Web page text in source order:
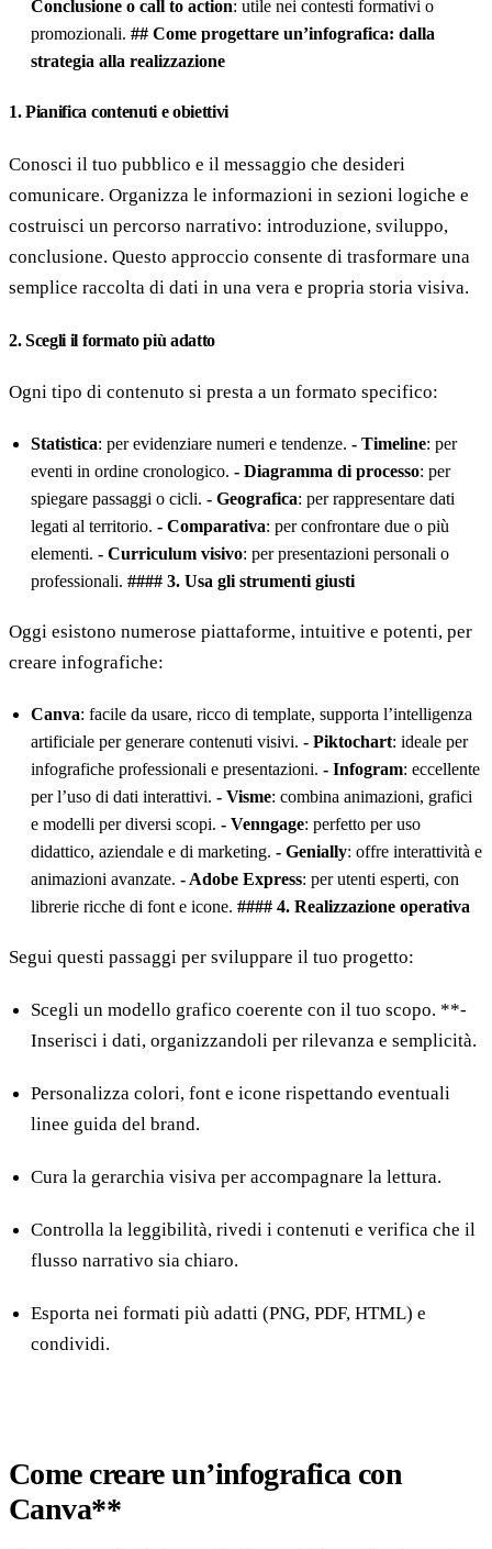
Conclusione o call to action: utile nei contesti formativi o
promozionali. ## Come progettare un’infografica: dalla
strategia alla realizzazione
1. Pianifica contenuti e obiettivi
Conosci il tuo pubblico e il messaggio che desideri
comunicare. Organizza le informazioni in sezioni logiche e
costruisci un percorso narrativo: introduzione, sviluppo,
conclusione. Questo approccio consente di trasformare una
semplice raccolta di dati in una vera e propria storia visiva.
2. Scegli il formato più adatto
Ogni tipo di contenuto si presta a un formato specifico:
Statistica: per evidenziare numeri e tendenze. - Timeline: per
eventi in ordine cronologico. - Diagramma di processo: per
spiegare passaggi o cicli. - Geografica: per rappresentare dati
legati al territorio. - Comparativa: per confrontare due o più
elementi. - Curriculum visivo: per presentazioni personali o
professionali. #### 3. Usa gli strumenti giusti
Oggi esistono numerose piattaforme, intuitive e potenti, per
creare infografiche:
Canva: facile da usare, ricco di template, supporta l’intelligenza
artificiale per generare contenuti visivi. - Piktochart: ideale per
infografiche professionali e presentazioni. - Infogram: eccellente
per l’uso di dati interattivi. - Visme: combina animazioni, grafici
e modelli per diversi scopi. - Venngage: perfetto per uso
didattico, aziendale e di marketing. - Genially: offre interattività e
animazioni avanzate. - Adobe Express: per utenti esperti, con
librerie ricche di font e icone. #### 4. Realizzazione operativa
Segui questi passaggi per sviluppare il tuo progetto:
Scegli un modello grafico coerente con il tuo scopo. **-
Inserisci i dati, organizzandoli per rilevanza e semplicità.
Personalizza colori, font e icone rispettando eventuali
linee guida del brand.
Cura la gerarchia visiva per accompagnare la lettura.
Controlla la leggibilità, rivedi i contenuti e verifica che il
flusso narrativo sia chiaro.
Esporta nei formati più adatti (PNG, PDF, HTML) e
condividi.
Come creare un’infografica con
Canva**